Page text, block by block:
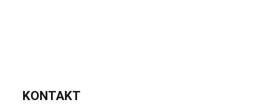
KONTAKT